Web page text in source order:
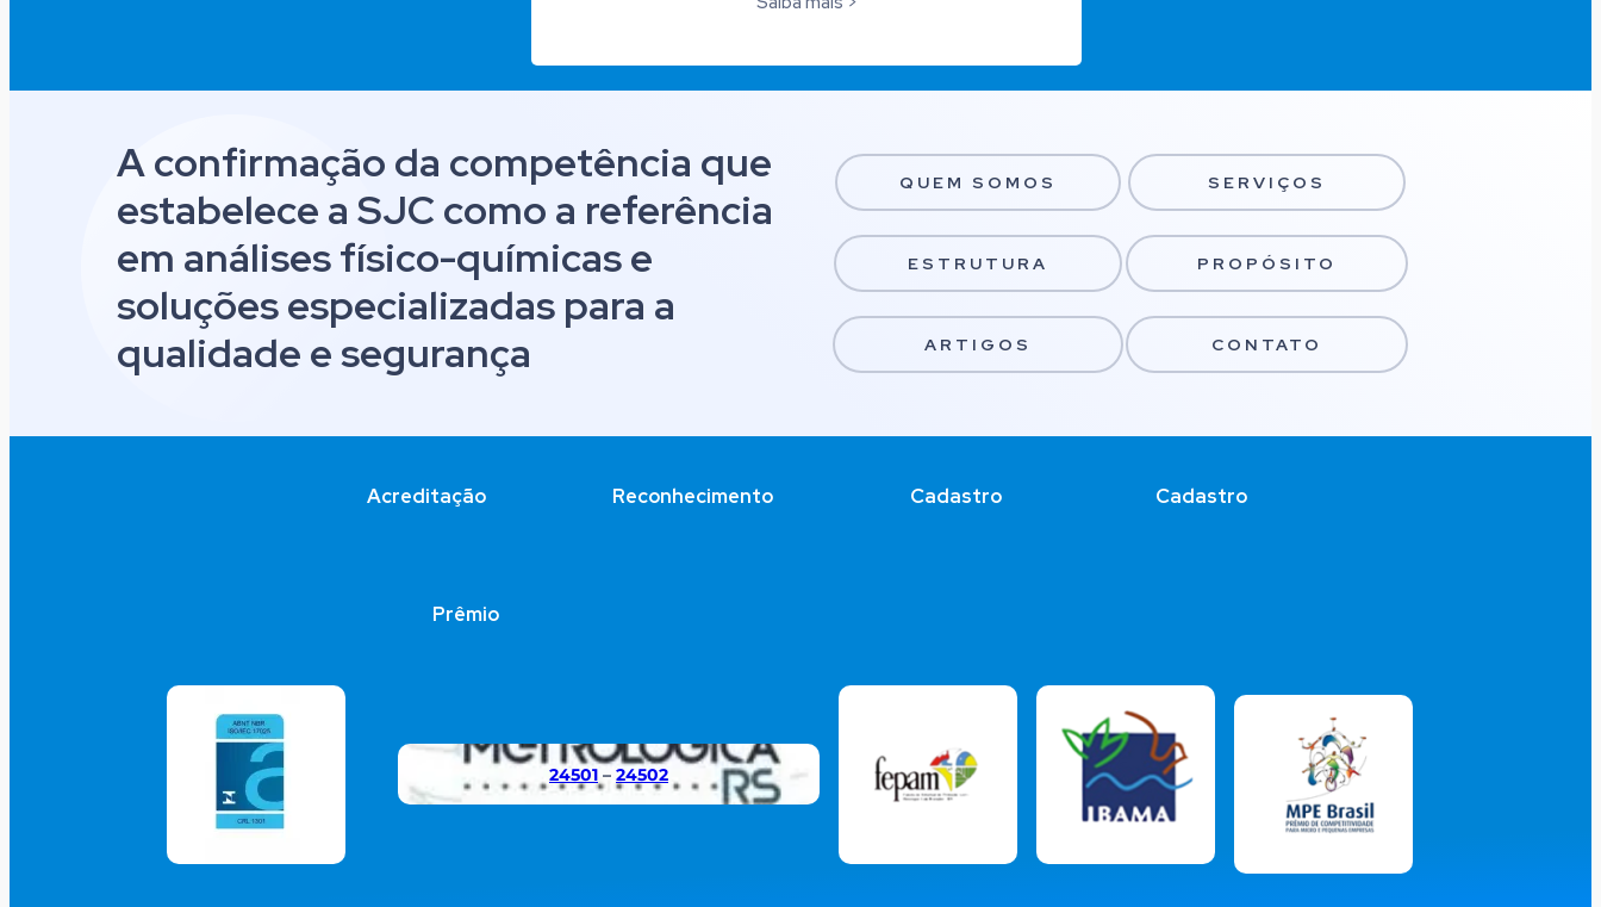
A confirmação da competência que
estabelece a SJC como a referência
em análises físico-químicas e
soluções especializadas para a
qualidade e segurança
QUEM SOMOS
ESTRUTURA
ARTIGOS
SERVIÇOS
PROPÓSITO
CONTATO
Acreditação Reconhecimento Cadastro Cadastro
Prêmio
24501 – 24502